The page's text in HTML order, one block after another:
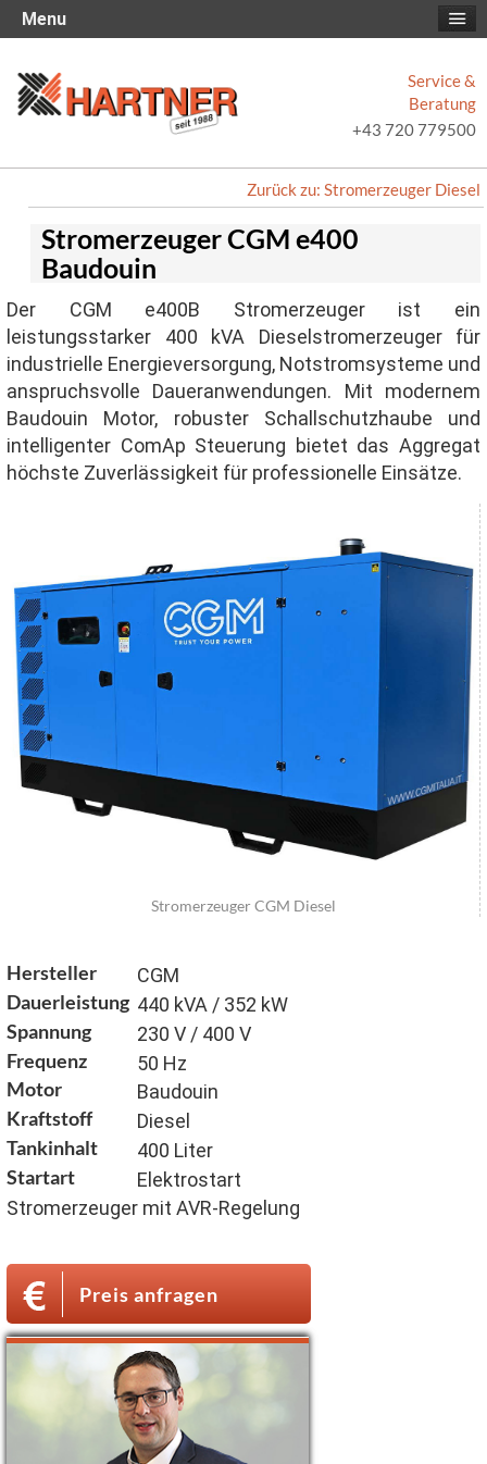
Service &
Beratung
+43 720 779500
Zurück zu: Stromerzeuger Diesel
Stromerzeuger CGM e400
Baudouin
Der CGM e400B Stromerzeuger ist ein
leistungsstarker 400 kVA Dieselstromerzeuger für
industrielle Energieversorgung, Notstromsysteme und
anspruchsvolle Daueranwendungen. Mit modernem
Baudouin Motor, robuster Schallschutzhaube und
intelligenter ComAp Steuerung bietet das Aggregat
höchste Zuverlässigkeit für professionelle Einsätze.
Stromerzeuger CGM Diesel
Hersteller CGM
Dauerleistung 440 kVA / 352 kW
Spannung 230 V / 400 V
Frequenz 50 Hz
Motor Baudouin
Kraftstoff Diesel
Tankinhalt 400 Liter
Startart
Elektrostart
Stromerzeuger mit AVR-Regelung
Preis anfragen
Menu